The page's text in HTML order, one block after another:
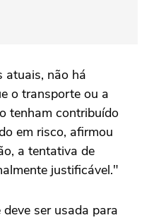
atuais, não há
o transporte ou a
tenham contribuído
em risco, afirmou
a tentativa de
justificável."
ser usada para